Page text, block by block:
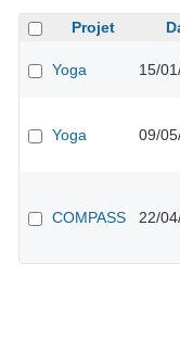
Projet
Yoga 15/
Yoga 09/
COMPASS 22/